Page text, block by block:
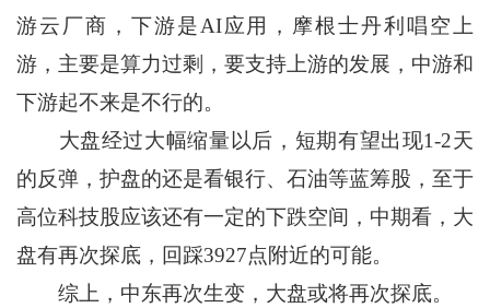
游云厂商，下游是AI应用，摩根士丹利唱空上
游，主要是算力过剩，要支持上游的发展，中游和
下游起不来是不行的。
大盘经过大幅缩量以后，短期有望出现1-2天
的反弹，护盘的还是看银行、石油等蓝筹股，至于
高位科技股应该还有一定的下跌空间，中期看，大
盘有再次探底，回踩3927点附近的可能。
综上，中东再次生变，大盘或将再次探底。